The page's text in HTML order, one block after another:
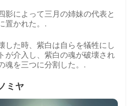
影によって三月の姉妹の代表と
置かれた。.
した時、紫白は自らを犠牲にし
が介入し、紫白の魂が破壊され
魂を三つに分割した。.
ミヤ